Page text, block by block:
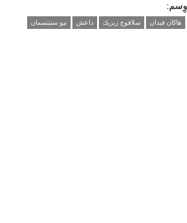
وِسم:
هاكان فيدان سلافوج زيزيك داعش نيو ستيتسمان